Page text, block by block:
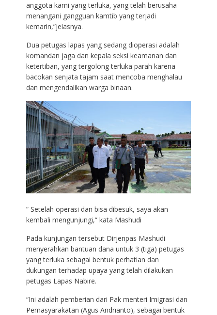
anggota kami yang terluka, yang telah berusaha
menangani gangguan kamtib yang terjadi
kemarin,”jelasnya.
Dua petugas lapas yang sedang dioperasi adalah
komandan jaga dan kepala seksi keamanan dan
ketertiban, yang tergolong terluka parah karena
bacokan senjata tajam saat mencoba menghalau
dan mengendalikan warga binaan.
” Setelah operasi dan bisa dibesuk, saya akan
kembali mengunjungi,” kata Mashudi
Pada kunjungan tersebut Dirjenpas Mashudi
menyerahkan bantuan dana untuk 3 (tiga) petugas
yang terluka sebagai bentuk perhatian dan
dukungan terhadap upaya yang telah dilakukan
petugas Lapas Nabire.
“Ini adalah pemberian dari Pak menteri Imigrasi dan
Pemasyarakatan (Agus Andrianto), sebagai bentuk